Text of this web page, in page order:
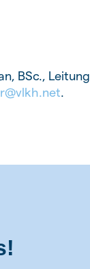
BSc., Leitung
.